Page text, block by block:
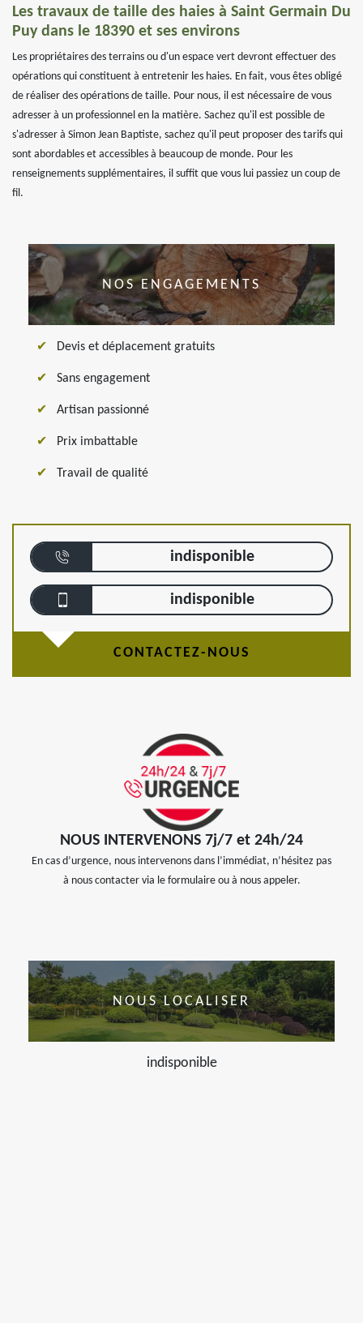
Les travaux de taille des haies à Saint Germain Du
Puy dans le 18390 et ses environs
Les propriétaires des terrains ou d'un espace vert devront effectuer des
opérations qui constituent à entretenir les haies. En fait, vous êtes obligé
de réaliser des opérations de taille. Pour nous, il est nécessaire de vous
adresser à un professionnel en la matière. Sachez qu'il est possible de
s'adresser à Simon Jean Baptiste, sachez qu'il peut proposer des tarifs qui
sont abordables et accessibles à beaucoup de monde. Pour les
renseignements supplémentaires, il suffit que vous lui passiez un coup de
fil.
NOS ENGAGEMENTS
Devis et déplacement gratuits
Sans engagement
Artisan passionné
Prix imbattable
Travail de qualité
indisponible
indisponible
CONTACTEZ-NOUS
NOUS INTERVENONS 7j/7 et 24h/24
En cas d’urgence, nous intervenons dans l’immédiat, n’hésitez pas
à nous contacter via le formulaire ou à nous appeler.
NOUS LOCALISER
indisponible